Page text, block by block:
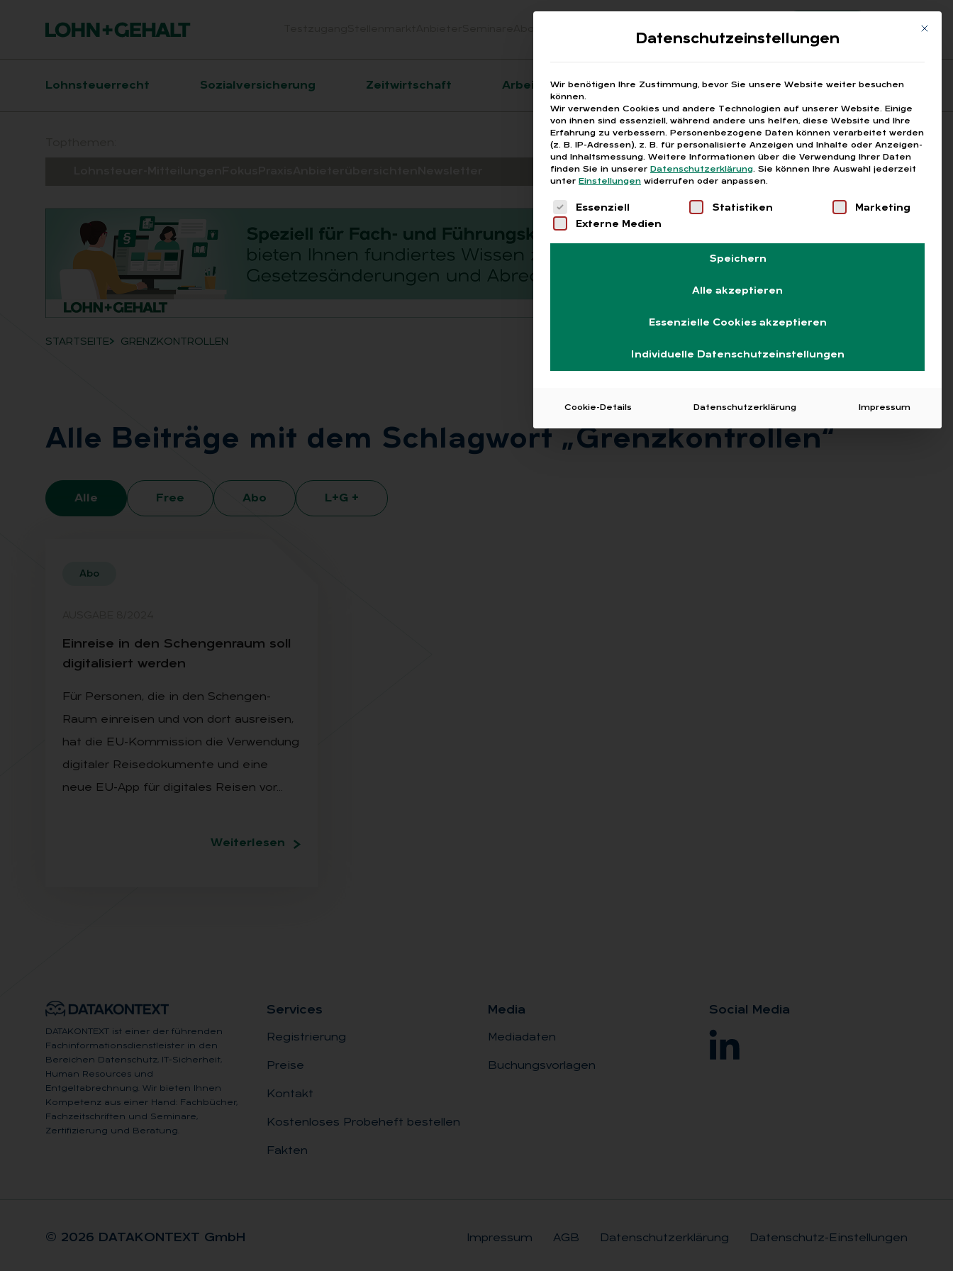
Suchen
Registrierung
Hauptnavigation
Lohnsteuerrecht Sozialversicherung Zeitwirtschaft Arbeitsrecht Fragen aus den ARGEn Printausgaben
Breadcrumb-Navigation
STARTSEITE GRENZKONTROLLEN
Alle Bei­trä­ge mit dem Schlag­wort „Grenz­kon­trol­len“
Alle Free Abo L+G +
Abo
Ein­rei­se in den Schen­gen­raum soll
di­gi­ta­li­siert wer­den
Für Personen, die in den Schengen-
Raum einreisen und von dort ausreisen,
hat die EU-Kommission die Verwendung
digitaler Reisedokumente und eine
neue EU-App für digitales Reisen vor…
Weiterlesen
DATAKONTEXT ist einer der führenden
Fachinformationsdienstleister in den
Bereichen Datenschutz, IT-Sicherheit,
Human Resources und
Entgeltabrechnung. Wir bieten Ihnen
Kompetenz aus einer Hand: Fachbücher,
Fachzeitschriften und Seminare,
Zertifizierung und Beratung.
Ser­vices
Registrierung
Preise
Kontakt
Kostenloses Probeheft bestellen
Fakten
Me­dia
Mediadaten
Buchungsvorlagen
So­ci­al Me­dia
© 2026 DA­TA­KON­TEXT GmbH Impressum AGB Datenschutzerklärung Datenschutz-Einstellungen
Mit
Datenschutzeinstellungen
Wir benötigen Ihre Zustimmung, bevor Sie unsere Website weiter besuchen
können.
Wir verwenden Cookies und andere Technologien auf unserer Website. Einige
von ihnen sind essenziell, während andere uns helfen, diese Website und Ihre
Erfahrung zu verbessern. Personenbezogene Daten können verarbeitet werden
(z. B. IP-Adressen), z. B. für personalisierte Anzeigen und Inhalte oder Anzeigen-
und Inhaltsmessung. Weitere Informationen über die Verwendung Ihrer Daten
finden Sie in unserer Datenschutzerklärung. Sie können Ihre Auswahl jederzeit
unter Einstellungen widerrufen oder anpassen.
Es folgt eine Liste der Service-Gruppen, für die eine
Essenziell Statistiken
Marketing
Externe Medien
Speichern
Alle akzeptieren
Essenzielle Cookies akzeptieren
Individuelle Datenschutzeinstellungen
Cookie-Details Datenschutzerklärung Impressum